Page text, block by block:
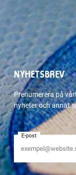
NYHETSBREV
Prenumerera på
nyheter och annat
E-post